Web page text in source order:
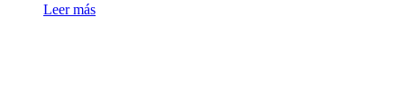
Leer más